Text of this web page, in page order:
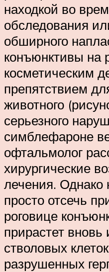
находкой во
обследования
обширного
конъюнктивы на
косметическим
препятствием
животного
серьезного
симблефароне
офтальмолог
хирургические
лечения. Однако
просто отсечь
роговице
прирастет
стволовых
разрушенных